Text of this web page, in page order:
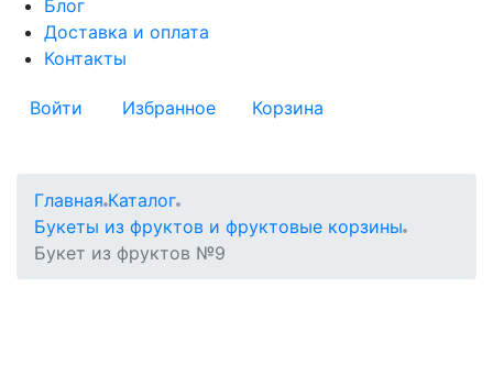
Блог
Доставка и оплата
Контакты
Войти Избранное Корзина
Главная Каталог
Букеты из фруктов и фруктовые корзины
Букет из фруктов №9